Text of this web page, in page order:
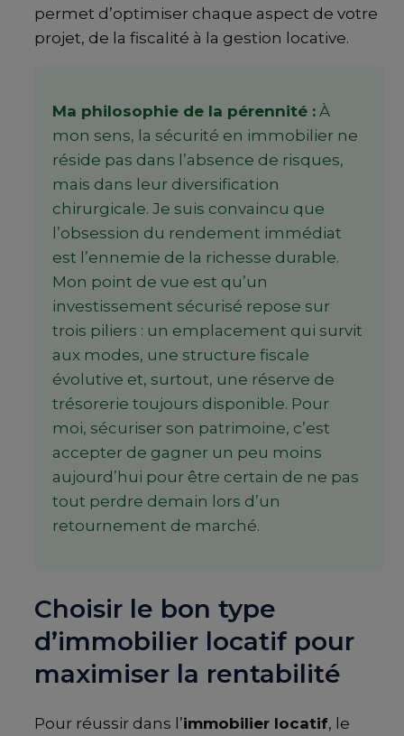
permet d’optimiser chaque aspect de votre
projet, de la fiscalité à la gestion locative.
Ma philosophie de la pérennité : À
mon sens, la sécurité en immobilier ne
réside pas dans l’absence de risques,
mais dans leur diversification
chirurgicale. Je suis convaincu que
l’obsession du rendement immédiat
est l’ennemie de la richesse durable.
Mon point de vue est qu’un
investissement sécurisé repose sur
trois piliers : un emplacement qui survit
aux modes, une structure fiscale
évolutive et, surtout, une réserve de
trésorerie toujours disponible. Pour
moi, sécuriser son patrimoine, c’est
accepter de gagner un peu moins
aujourd’hui pour être certain de ne pas
tout perdre demain lors d’un
retournement de marché.
Choisir le bon type
d’immobilier locatif pour
maximiser la rentabilité
Pour réussir dans l’immobilier locatif, le